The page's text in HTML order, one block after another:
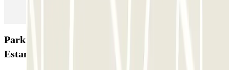
Parking Aparkme Barcelona - P+R (Larga
Estancia): Avis